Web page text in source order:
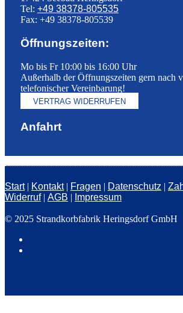
Tel: +49 38378-805535
Fax: +49 38378-805539
Öffnungszeiten:
Mo bis Fr 10:00 bis 16:00 Uhr
Außerhalb der Öffnungszeiten gern nach
telefonischer Vereinbarung!
VERTRAG WIDERRUFEN
Anfahrt
Start| Kontakt| Fragen | Datenschutz |
Widerruf| AGB | Impressum
© 2025 Strandkorbfabrik Heringsdorf GmbH